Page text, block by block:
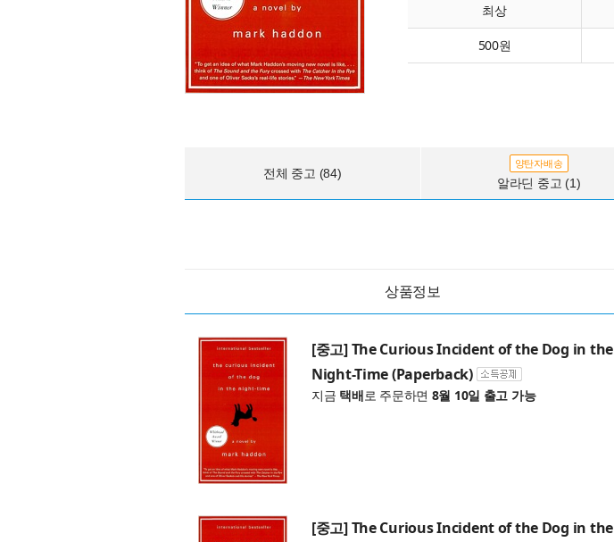
최상
500원
전체 중고 (84)
양탄자배송
알라딘 중고 (1)
상품정보
[중고] The Curious Incident of the Dog in the
Night-Time (Paperback)
지금 택배로 주문하면 8월 10일 출고 가능
[중고] The Curious Incident of the Dog in the